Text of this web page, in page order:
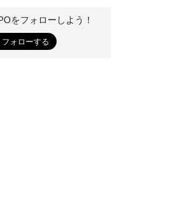
をフォローしよう！